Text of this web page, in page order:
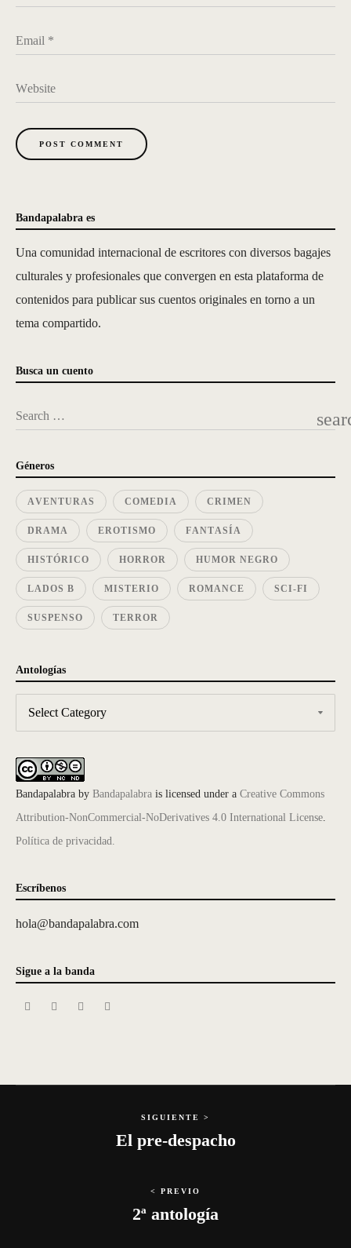
Email *
Website
POST COMMENT
Bandapalabra es
Una comunidad internacional de escritores con diversos bagajes
culturales y profesionales que convergen en esta plataforma de
contenidos para publicar sus cuentos originales en torno a un
tema compartido.
Busca un cuento
Search …
Géneros
AVENTURAS COMEDIA CRIMEN
DRAMA EROTISMO FANTASÍA
HISTÓRICO HORROR HUMOR NEGRO
LADOS B MISTERIO ROMANCE SCI-FI
SUSPENSO TERROR
Antologías
Bandapalabra by Bandapalabra is licensed under a Creative Commons
Attribution-NonCommercial-NoDerivatives 4.0 International License.
Política de privacidad.
Escríbenos
hola@bandapalabra.com
Sigue a la banda
SIGUIENTE >
El pre-despacho
< PREVIO
2ª antología